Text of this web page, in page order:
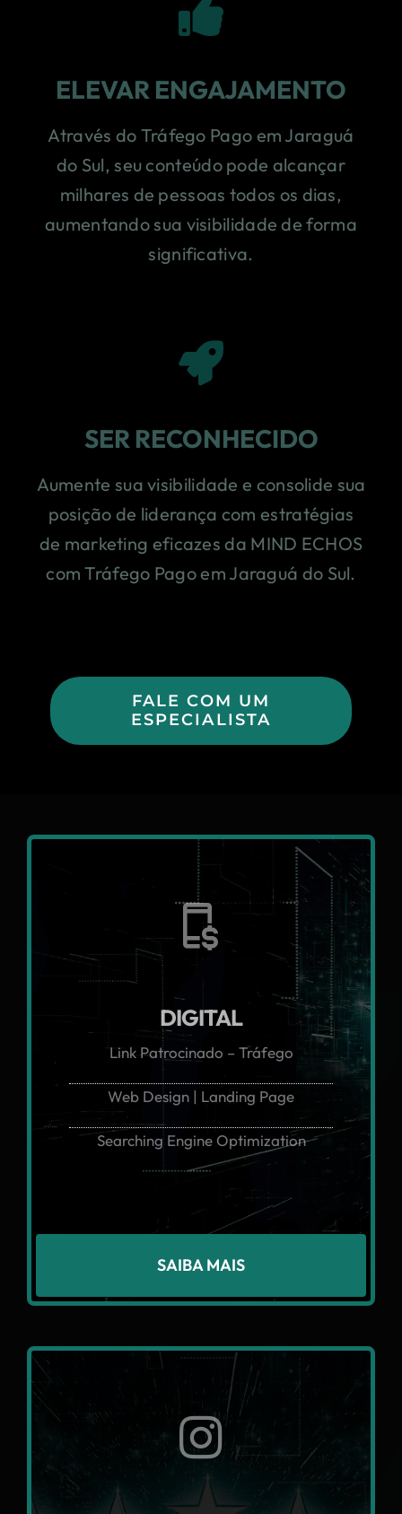
ELEVAR ENGAJAMENTO
Através do Tráfego Pago em Jaraguá
do Sul, seu conteúdo pode alcançar
milhares de pessoas todos os dias,
aumentando sua visibilidade de forma
significativa.
SER RECONHECIDO
Aumente sua visibilidade e consolide sua
posição de liderança com estratégias
de marketing eficazes da MIND ECHOS
com Tráfego Pago em Jaraguá do Sul.
FALE COM UM
ESPECIALISTA
DIGITAL
Link Patrocinado – Tráfego
Web Design | Landing Page
Searching Engine Optimization
SAIBA MAIS